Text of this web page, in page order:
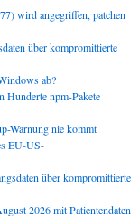
wird angegriffen, patchen
über kompromittierte
ab?
npm-Pakete
Warnung nie kommt
EU-US-
über kompromittierte
2026 mit Patientendaten